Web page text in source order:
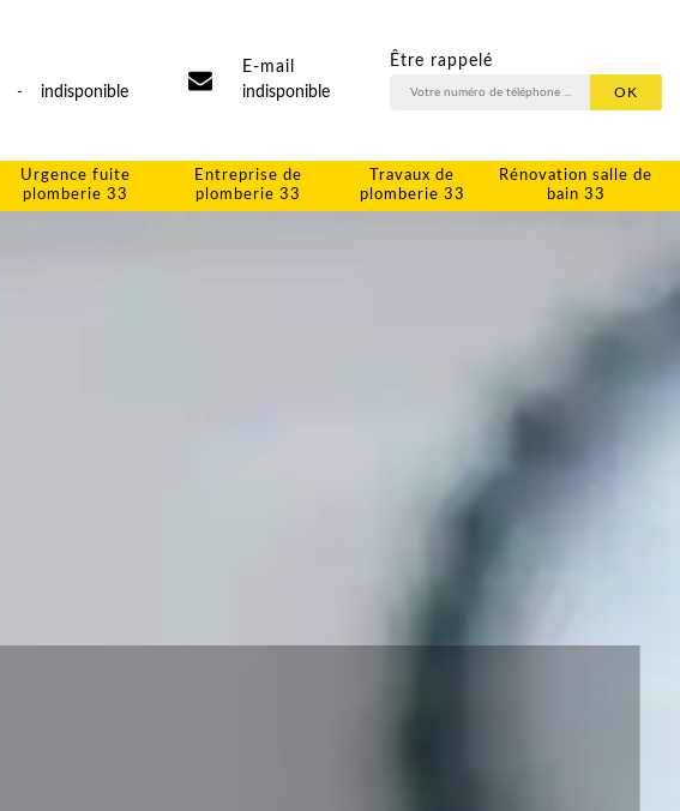
- indisponible
E-mail
indisponible
Être rappelé
Urgence fuite
plomberie 33
Entreprise de
plomberie 33
Travaux de
plomberie 33
Rénovation salle de
bain 33